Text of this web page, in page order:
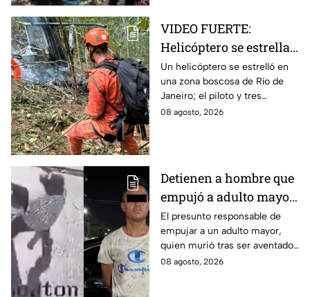
VIDEO FUERTE:
Helicóptero se estrella
y deja cuatro muertos
en Río de Janeiro; así
se vieron las llamas
Un helicóptero se estrelló en
una zona boscosa de Río de
Janeiro; el piloto y tres
mujeres murieron tras el
08 agosto, 2026
Detienen a hombre que
empujó a adulto mayor
hacia un tráiler en
Monterrey
El presunto responsable de
empujar a un adulto mayor,
quien murió tras ser aventado
al paso de un tráiler en
08 agosto, 2026